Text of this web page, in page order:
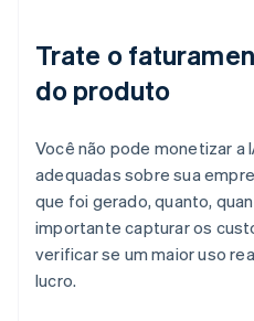
Trate o
do produto
Você não pode monetizar a
adequadas sobre sua
que foi gerado, quanto,
importante capturar os
verificar se um maior uso
lucro.